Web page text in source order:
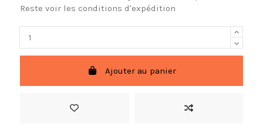
Reste voir les conditions d'expédition
Ajouter au panier